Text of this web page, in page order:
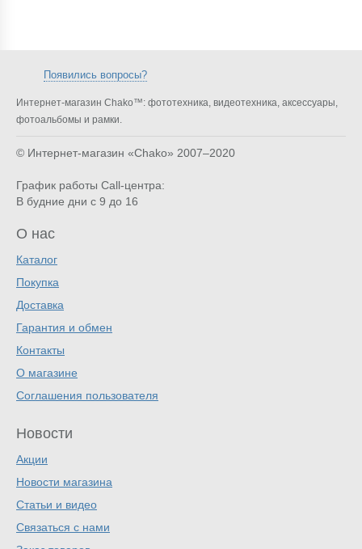
Появились вопросы?
Интернет-магазин Chako™: фототехника, видеотехника, аксессуары,
фотоальбомы и рамки.
© Интернет-магазин «Chako» 2007–2020
График работы Call-центра:
В будние дни с 9 до 16
О нас
Каталог
Покупка
Доставка
Гарантия и обмен
Контакты
О магазине
Соглашения пользователя
Новости
Акции
Новости магазина
Статьи и видео
Связаться с нами